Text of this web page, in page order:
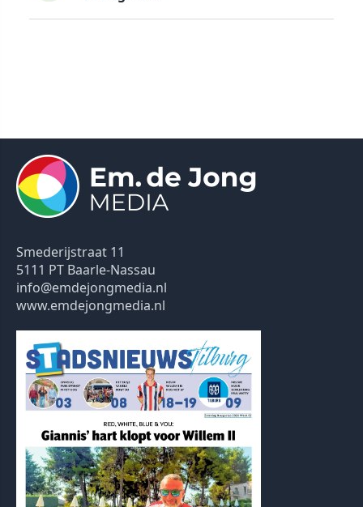
Smederijstraat 11
5111 PT Baarle-Nassau
info@emdejongmedia.nl
www.emdejongmedia.nl